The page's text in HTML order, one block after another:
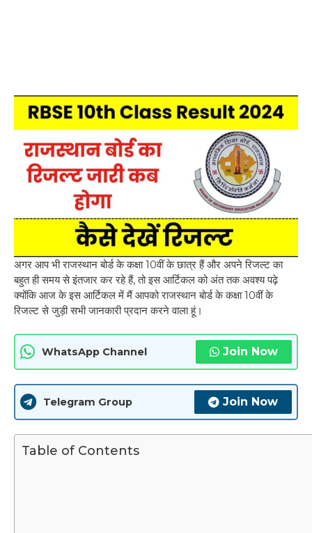
अगर आप भी राजस्थान बोर्ड के कक्षा 10वीं के छात्र हैं और अपने रिजल्ट का
बहुत ही समय से इंतजार कर रहे हैं, तो इस आर्टिकल को अंत तक अवश्य पढ़े
क्योंकि आज के इस आर्टिकल में मैं आपको राजस्थान बोर्ड के कक्षा 10वीं के
रिजल्ट से जुड़ी सभी जानकारी प्रदान करने वाला हूं।
WhatsApp Channel Join Now
Telegram Group Join Now
Table of Contents